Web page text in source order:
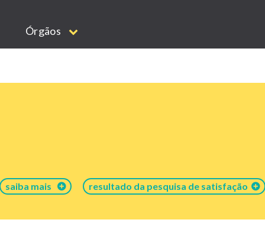
Órgãos
saiba mais resultado da pesquisa de satisfação